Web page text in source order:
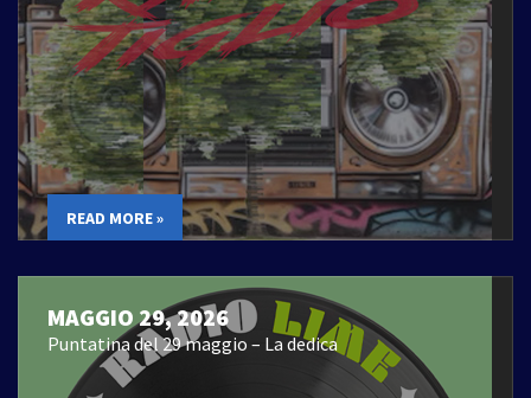
READ MORE »
MAGGIO 29, 2026
Puntatina del 29 maggio – La dedica